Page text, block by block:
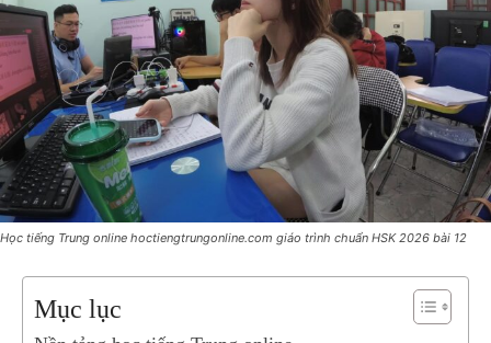
Học tiếng Trung online hoctiengtrungonline.com giáo trình chuẩn HSK 2026 bài 12
Mục lục